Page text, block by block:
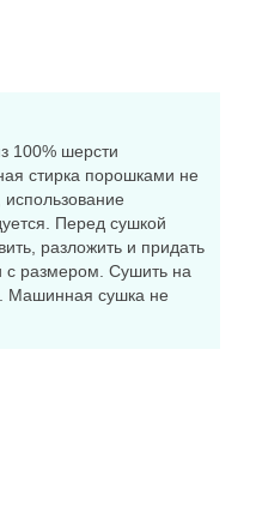
56 см и выше
100% шерсти
стирка порошками не
Перед сушкой
разложить и придать
с размером. Сушить на
Машинная сушка не